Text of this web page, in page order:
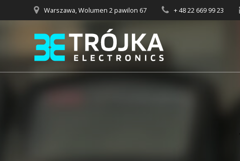
do
Warszawa, Wolumen 2 pawilon 67 + 48 22 669 99 23